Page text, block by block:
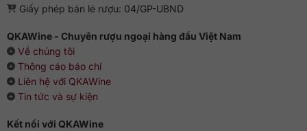
Giấy phép bán lẻ rượu: 04/GP-UBND
QKAWine - Chuyên rượu ngoại hàng đầu Việt Nam
Về chúng tôi
Thông cáo báo chí
Liên hệ với QKAWine
Tin tức và sự kiện
Kết nối với QKAWine